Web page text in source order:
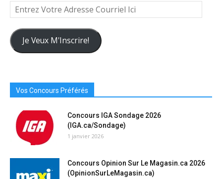
Entrez
Votre
Adresse
Courriel
Ici
Je Veux M'Inscrire!
Vos Concours Préférés
Concours IGA Sondage 2026
(IGA.ca/Sondage)
1 janvier 2026
Concours Opinion Sur Le Magasin.ca 2026
(OpinionSurLeMagasin.ca)